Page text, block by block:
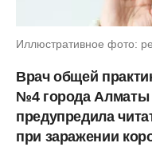
Иллюстративное фото:
Врач общей
№4 города
предупредила
при заражении